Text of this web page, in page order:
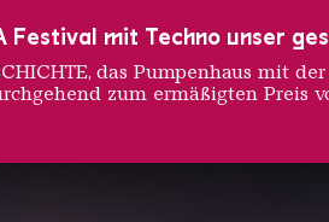
Festival mit Techno unser
das Pumpenhaus mit
zum ermäßigten Preis